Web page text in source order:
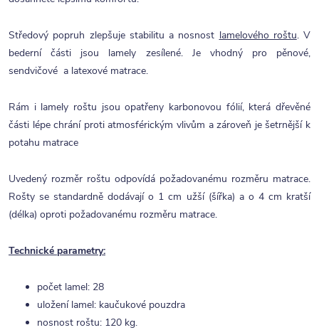
Středový popruh zlepšuje stabilitu a nosnost lamelového roštu. V
bederní části jsou lamely zesílené. Je vhodný pro pěnové,
sendvičové a latexové matrace.
Rám i lamely roštu jsou opatřeny karbonovou fólií, která dřevěné
části lépe chrání proti atmosférickým vlivům a zároveň je šetrnější k
potahu matrace
Uvedený rozměr roštu odpovídá požadovanému rozměru matrace.
Rošty se standardně dodávají o 1 cm užší (šířka) a o 4 cm kratší
(délka) oproti požadovanému rozměru matrace.
Technické parametry:
počet lamel: 28
uložení lamel: kaučukové pouzdra
nosnost roštu: 120 kg.